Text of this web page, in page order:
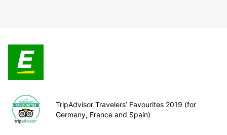
TripAdvisor Travelers’ Favourites 2019 (for
Germany, France and Spain)